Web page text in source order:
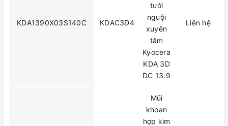
KDA1390X03S140C KDAC3D4
tưới
nguội
xuyên
tâm
Kyocera
KDA 3D
DC 13.9
Liên hệ
Mũi
khoan
hợp kim